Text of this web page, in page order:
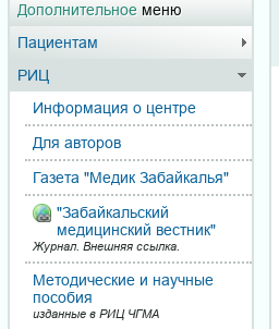
Дополнительное меню
Пациентам
РИЦ
Информация о центре
Для авторов
Газета "Медик Забайкалья"
"Забайкальский
медицинский вестник"
Журнал. Внешняя ссылка.
Методические и научные
пособия
изданные в РИЦ ЧГМА